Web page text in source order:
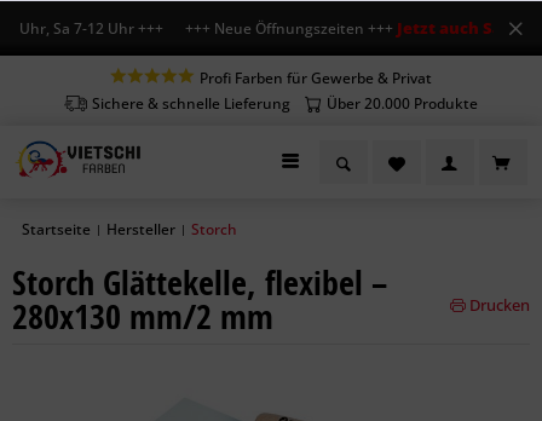
Uhr, Sa 7-12 Uhr +++ +++ Neue Öffnungszeiten +++Jetzt auch Sa
Profi Farben für Gewerbe & Privat
Sichere & schnelle Lieferung
Über 20.000 Produkte
Startseite | Hersteller | Storch
Storch Glättekelle, flexibel –
280x130 mm/2 mm Drucken